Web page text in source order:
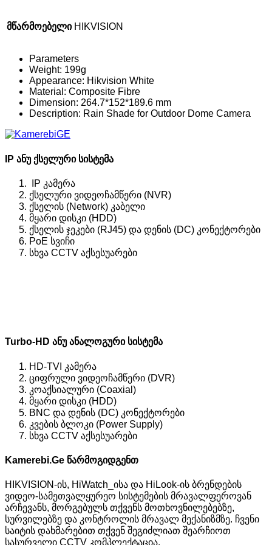
მწარმოებელი HIKVISION
Parameters
Weight: 199g
Appearance: Hikvision White
Material: Composite Fibre
Dimension: 264.7*152*189.6 mm
Description: Rain Shade for Outdoor Dome Camera
IP ანუ ქსელური სისტემა
IP კამერა
ქსელური ვიდეოჩამწერი (NVR)
ქსელის (Network) კაბელი
მყარი დისკი (HDD)
ქსელის ჯეკები (RJ45) და დენის (DC) კონექტორები
PoE სვიჩი
სხვა CCTV აქსესუარები
Turbo-HD ანუ ანალოგური სისტემა
HD-TVI კამერა
ციფრული ვიდეოჩამწერი (DVR)
კოაქსიალური (Coaxial)
მყარი დისკი (HDD)
BNC და დენის (DC) კონექტორები
კვების ბლოკი (Power Supply)
სხვა CCTV აქსესუარები
Kamerebi.Ge წარმოგიდგენთ
HIKVISION-ის, HiWatch_ისა და HiLook-ის ბრენდების
ვიდეო-სამეთვალყურეო სისტემების მრავალფეროვან
არჩევანს, მორგებულს თქვენს მოთხოვნილებებზე,
სურვილებზე და კონტროლის მრავალ მექანიზმზე. ჩვენი
საიტის დახმარებით თქვენ შეგიძლიათ შეარჩიოთ
სასურველი CCTV კომპლექტაცია.